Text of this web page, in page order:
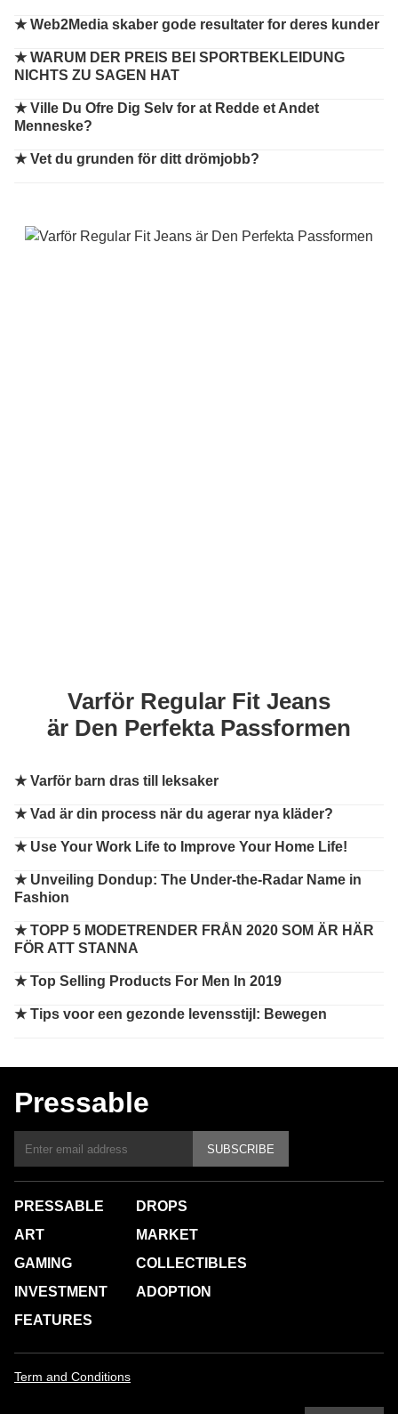
★Web2Media skaber gode resultater for deres kunder
★WARUM DER PREIS BEI SPORTBEKLEIDUNG
NICHTS ZU SAGEN HAT
★Ville Du Ofre Dig Selv for at Redde et Andet
Menneske?
★Vet du grunden för ditt drömjobb?
Varför Regular Fit Jeans
är Den Perfekta Passformen
★Varför barn dras till leksaker
★Vad är din process när du agerar nya kläder?
★ Use Your Work Life to Improve Your Home Life!
★ Unveiling Dondup: The Under-the-Radar Name in
Fashion
★TOPP 5 MODETRENDER FRÅN 2020 SOM ÄR HÄR
FÖR ATT STANNA
★Top Selling Products For Men In 2019
★Tips voor een gezonde levensstijl: Bewegen
Pressable
SUBSCRIBE
PRESSABLE
ART
GAMING
INVESTMENT
FEATURES
DROPS
MARKET
COLLECTIBLES
ADOPTION
Term and Conditions